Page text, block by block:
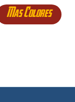
Mas Colores